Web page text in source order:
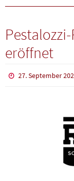
eröffnet
27. September